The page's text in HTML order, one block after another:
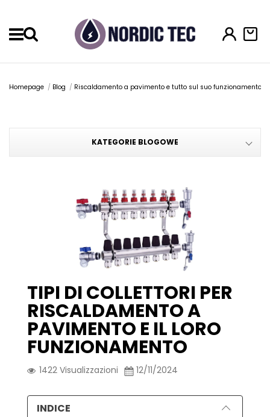
Homepage Blog Riscaldamento a pavimento e tutto sul suo funzionamento
KATEGORIE BLOGOWE
TIPI DI COLLETTORI PER
RISCALDAMENTO A
PAVIMENTO E IL LORO
FUNZIONAMENTO
1422 Visualizzazioni 12/11/2024
INDICE